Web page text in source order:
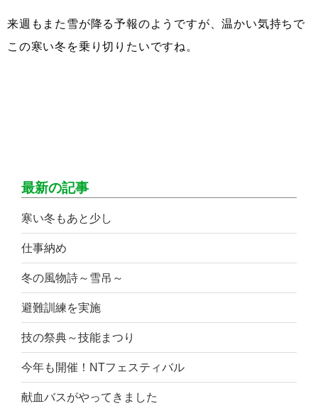
来週もまた雪が降る予報のようですが、温かい気持ちで
この寒い冬を乗り切りたいですね。
最新の記事
寒い冬もあと少し
仕事納め
冬の風物詩～雪吊～
避難訓練を実施
技の祭典～技能まつり
今年も開催！NTフェスティバル
献血バスがやってきました